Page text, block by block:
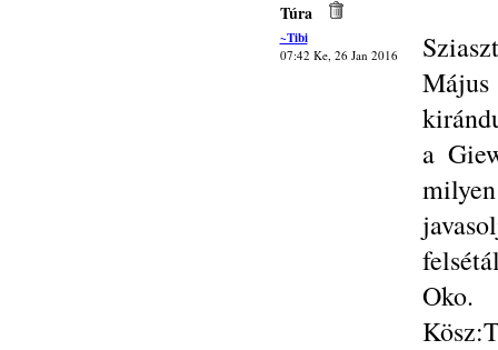
Túra
~Tibi
07:42 Ke, 26 Jan 2016
a
Oko.